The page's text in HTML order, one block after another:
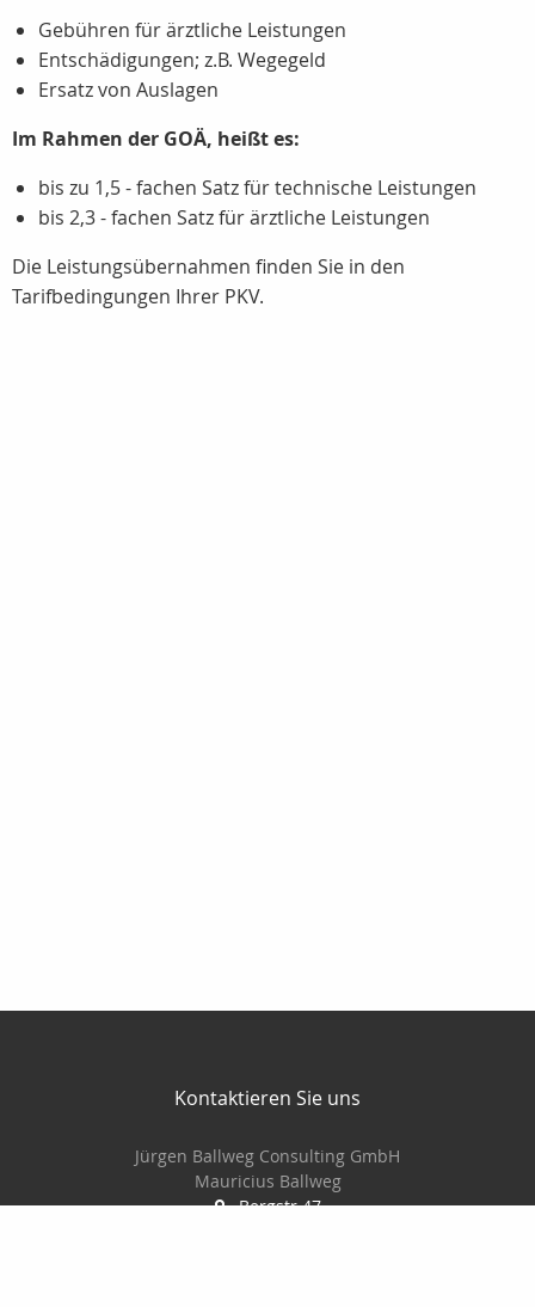
Gebühren für ärztliche Leistungen
Entschädigungen; z.B. Wegegeld
Ersatz von Auslagen
Im Rahmen der GOÄ, heißt es:
bis zu 1,5 - fachen Satz für technische Leistungen
bis 2,3 - fachen Satz für ärztliche Leistungen
Die Leistungsübernahmen finden Sie in den
Tarifbedingungen Ihrer PKV.
Kontaktieren Sie uns
Jürgen Ballweg Consulting GmbH
Mauricius Ballweg
Bergstr.47